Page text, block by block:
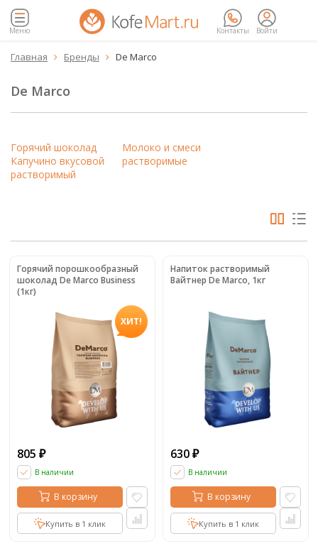
Меню Контакты Войти
Главная  Бренды  De Marco
De Marco
Горячий шоколад
Капучино вкусовой
растворимый
Молоко и смеси
растворимые
Горячий порошкообразный
шоколад De Marco Business
(1кг)
ХИТ!
805 ₽
В наличии
В корзину
Купить в 1 клик
Напиток растворимый
Вайтнер De Marco, 1кг
630 ₽
В наличии
В корзину
Купить в 1 клик